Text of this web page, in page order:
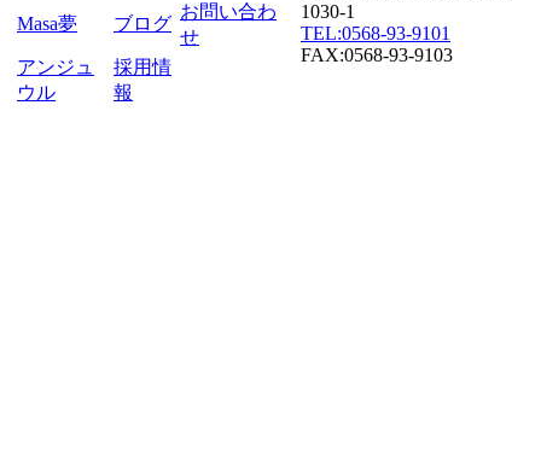
Masa夢 ブログ
お問い合わ
せ
アンジュ
ウル
採用情
報
1030-1
TEL:0568-93-9101
FAX:0568-93-9103